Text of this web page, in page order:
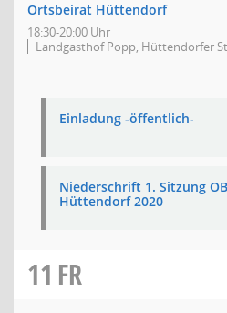
Ortsbeirat Hüttendorf
18:30-20:00 Uhr
Landgasthof Popp, Hüttendorfer
Einladung -öffentlich-
Niederschrift 1. Sitzung
Hüttendorf 2020
11 FR